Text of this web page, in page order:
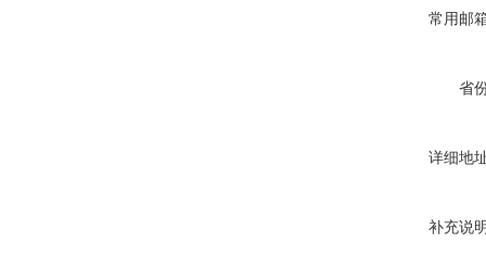
常用邮
省
详细地
补充说